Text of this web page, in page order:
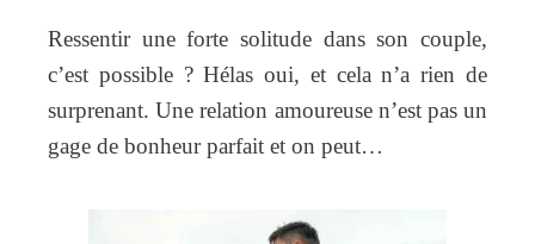
Ressentir une forte solitude dans son couple,
c’est possible ? Hélas oui, et cela n’a rien de
surprenant. Une relation amoureuse n’est pas un
gage de bonheur parfait et on peut…